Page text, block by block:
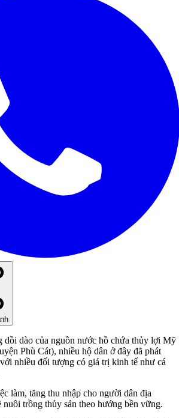
dồi dào của nguồn nước hồ chứa thủy lợi Mỹ
Phù Cát), nhiều hộ dân ở đây đã phát
nhiều đối tượng có giá trị kinh tế như cá
làm, tăng thu nhập cho người dân địa
nuôi trồng thủy sản theo hướng bền vững.